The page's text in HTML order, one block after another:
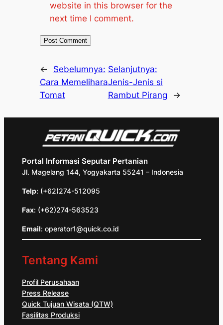
website in this browser for the
next time I comment.
←
Sebelumnya:
Cara Memelihara
Tomat
Selanjutnya:
Jenis-Jenis si
Rambut Pirang
→
Portal Informasi Seputar Pertanian
Jl. Magelang 144, Yogyakarta 55241 – Indonesia
Telp: (+62)274-512095
Fax: (+62)274-563523
Email: operator1@quick.co.id
Tentang Kami
Profil Perusahaan
Press Release
Quick Tujuan Wisata (QTW)
Fasilitas Produksi